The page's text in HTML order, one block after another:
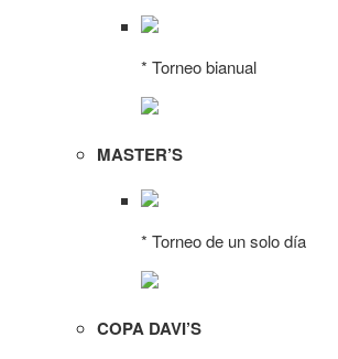
* Torneo bianual
MASTER’S
* Torneo de un solo día
COPA DAVI’S